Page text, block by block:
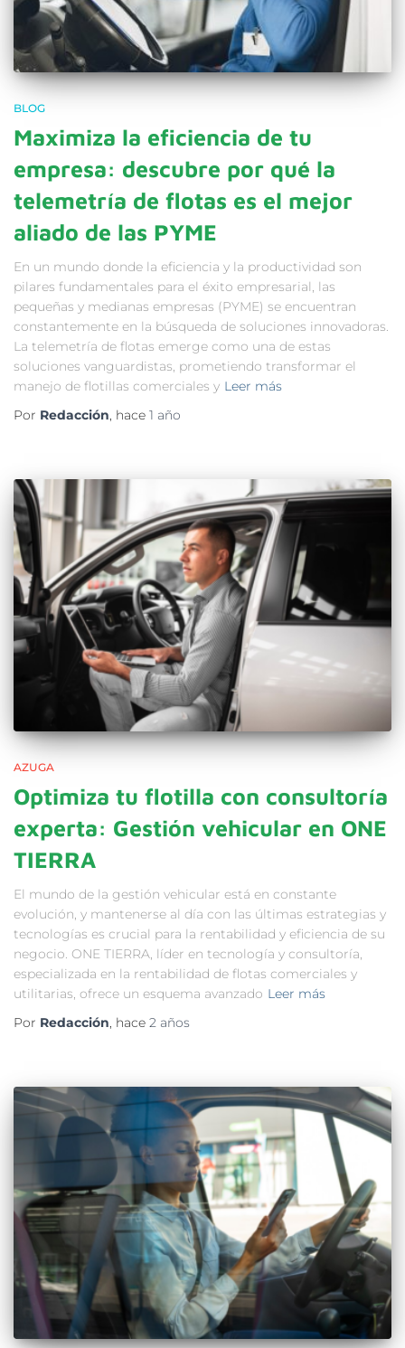
BLOG
Maximiza la eficiencia de tu
empresa: descubre por qué la
telemetría de flotas es el mejor
aliado de las PYME
En un mundo donde la eficiencia y la productividad son
pilares fundamentales para el éxito empresarial, las
pequeñas y medianas empresas (PYME) se encuentran
constantemente en la búsqueda de soluciones innovadoras.
La telemetría de flotas emerge como una de estas
soluciones vanguardistas, prometiendo transformar el
manejo de flotillas comerciales y Leer más
Por Redacción, hace 1 año
AZUGA
Optimiza tu flotilla con consultoría
experta: Gestión vehicular en ONE
TIERRA
El mundo de la gestión vehicular está en constante
evolución, y mantenerse al día con las últimas estrategias y
tecnologías es crucial para la rentabilidad y eficiencia de su
negocio. ONE TIERRA, líder en tecnología y consultoría,
especializada en la rentabilidad de flotas comerciales y
utilitarias, ofrece un esquema avanzado Leer más
Por Redacción, hace 2 años